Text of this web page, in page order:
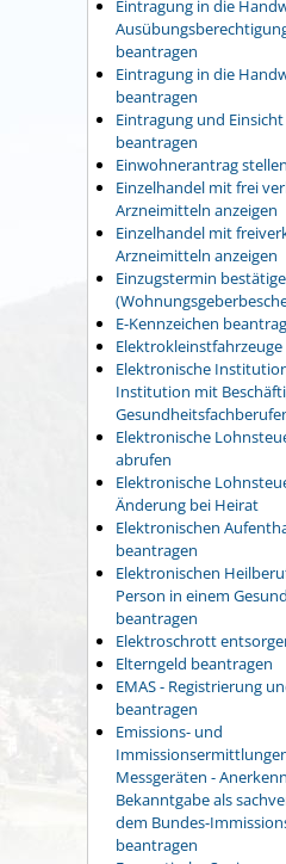
Eintragung in die
beantragen
Eintragung in die
beantragen
Eintragung und
beantragen
Einwohnerantrag stellen
Einzelhandel mit frei
Arzneimitteln anzeigen
Einzelhandel mit
Arzneimitteln anzeigen
Einzugstermin
E-Kennzeichen
Elektrokleinstfahrzeuge
Elektronische
Institution mit
Elektronische
abrufen
Elektronische
Änderung bei Heirat
Elektronischen
beantragen
Elektronischen
Person in einem
beantragen
Elektroschrott
Elterngeld beantragen
EMAS - Registrierung
beantragen
Emissions- und
Messgeräten -
Bekanntgabe als
dem Bundes-
beantragen